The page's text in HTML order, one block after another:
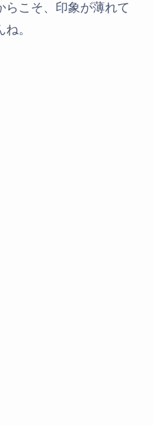
らこそ、印象が薄れて
。